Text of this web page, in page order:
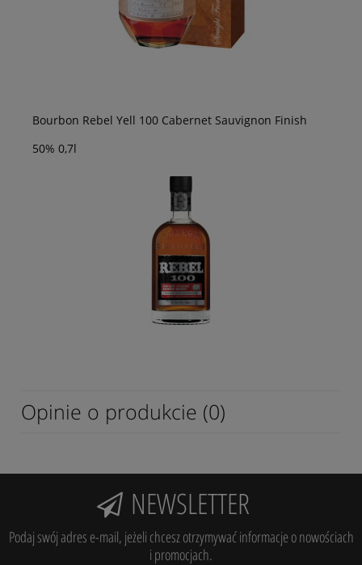
Bourbon Rebel Yell 100 Cabernet Sauvignon Finish
50% 0,7l
Opinie o produkcie (0)
NEWSLETTER
Podaj swój adres e-mail, jeżeli chcesz otrzymywać informacje o nowościach
i promocjach.